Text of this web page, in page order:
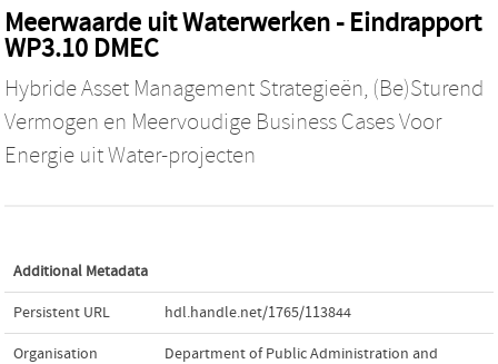
Meerwaarde uit Waterwerken - Eindrapport
WP3.10 DMEC
Hybride Asset Management Strategieën, (Be)Sturend
Vermogen en Meervoudige Business Cases Voor
Energie uit Water-projecten
Additional Metadata
Persistent URL hdl.handle.net/1765/113844
Organisation
Department of Public Administration and